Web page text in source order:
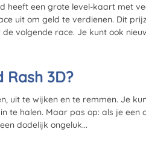
heeft een grote level-kaart met
uit om geld te verdienen. Dit
volgende race. Je kunt ook
Rash 3D?
uit te wijken en te remmen. Je
te halen. Maar pas op: als je een
dodelijk ongeluk...